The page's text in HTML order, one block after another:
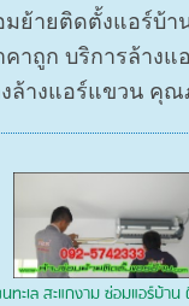
มย้ายติดตั้งแอร์บ้า
าถูก บริการล้างแ
ล้างแอร์แขวน คุณ
ทะเล สะแกงาม ซ่อมแอร์บ้า